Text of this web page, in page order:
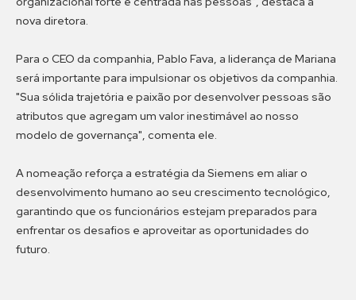
nova diretora.
Para o CEO da companhia, Pablo Fava, a liderança de Mariana
será importante para impulsionar os objetivos da companhia.
"Sua sólida trajetória e paixão por desenvolver pessoas são
atributos que agregam um valor inestimável ao nosso
modelo de governança", comenta ele.
A nomeação reforça a estratégia da Siemens em aliar o
desenvolvimento humano ao seu crescimento tecnológico,
garantindo que os funcionários estejam preparados para
enfrentar os desafios e aproveitar as oportunidades do
futuro.